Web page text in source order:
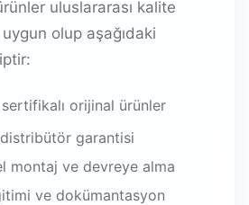
uluslararası kalite
olup aşağıdaki
orijinal ürünler
garantisi
montaj ve devreye alma
ve dokümantasyon